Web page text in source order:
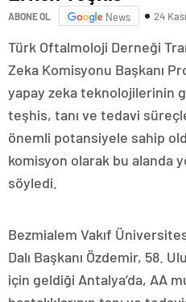
ABONE OL News 24
Türk Oftalmoloji Derneği
Zeka Komisyonu Başkanı
yapay zeka teknolojilerinin
teşhis, tanı ve tedavi
önemli potansiyele sahip
komisyon olarak bu alanda
söyledi.
Bezmialem Vakıf
Dalı Başkanı Özdemir, 58.
için geldiği Antalya’da, AA